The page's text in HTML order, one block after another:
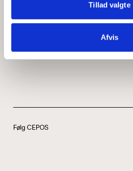
Tillad valgte
Afvis
Følg CEPOS